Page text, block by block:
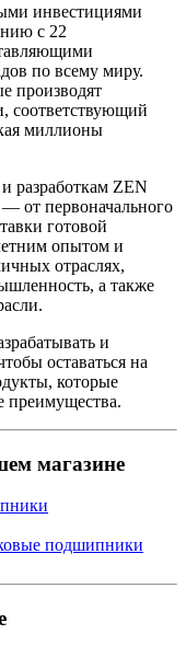
инвестициями
с 22
по всему миру.
производят
соответствующий
миллионы
разработкам ZEN
от первоначального
готовой
опытом и
отраслях,
а также
и
оставаться на
которые
преимущества.
магазине